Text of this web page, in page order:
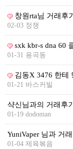
업체게시판
모더게시판
제휴업체
판매
나눔
즐겨찾기
창원rta님 거래후
02-03 정쟁
sxk kbr-s dna 60
01-31 용곡동
김동X 3476 한테
01-21 바스커빌
샥신님과의 거래후
01-19 dodoman
YuniVaper 님과 거
01-04 제육볶음